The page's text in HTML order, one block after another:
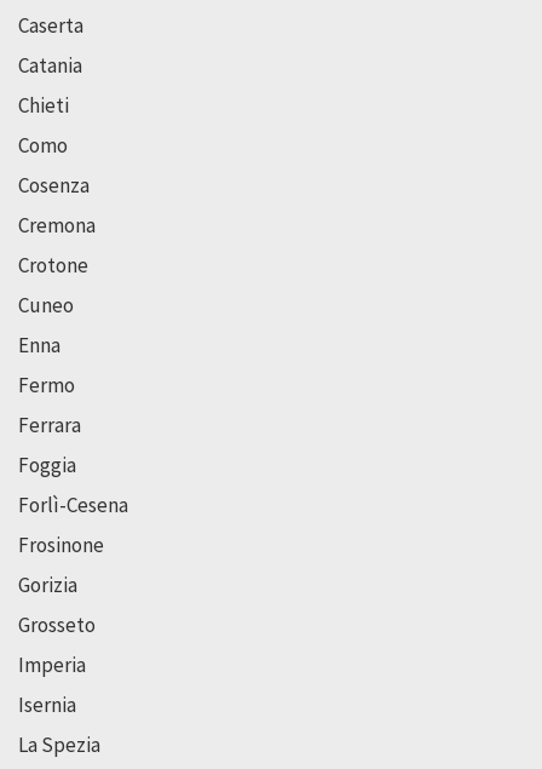
Caserta
Catania
Chieti
Como
Cosenza
Cremona
Crotone
Cuneo
Enna
Fermo
Ferrara
Foggia
Forlì-Cesena
Frosinone
Gorizia
Grosseto
Imperia
Isernia
La Spezia